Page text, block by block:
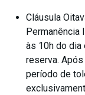
Cláusula
Permanência
às 10h do dia
reserva.
período de